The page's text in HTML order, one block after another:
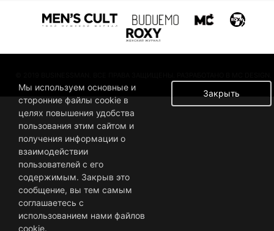
Закрыть
Мы используем основные и
сторонние файлы cookie в
целях повышения удобства
пользования этим сайтом и
получения информации о
взаимодействии
пользователей с его
содержимым. Закрыв это
сообщение, вы тем самым
соглашаетесь с
использованием нами файлов
cookie.